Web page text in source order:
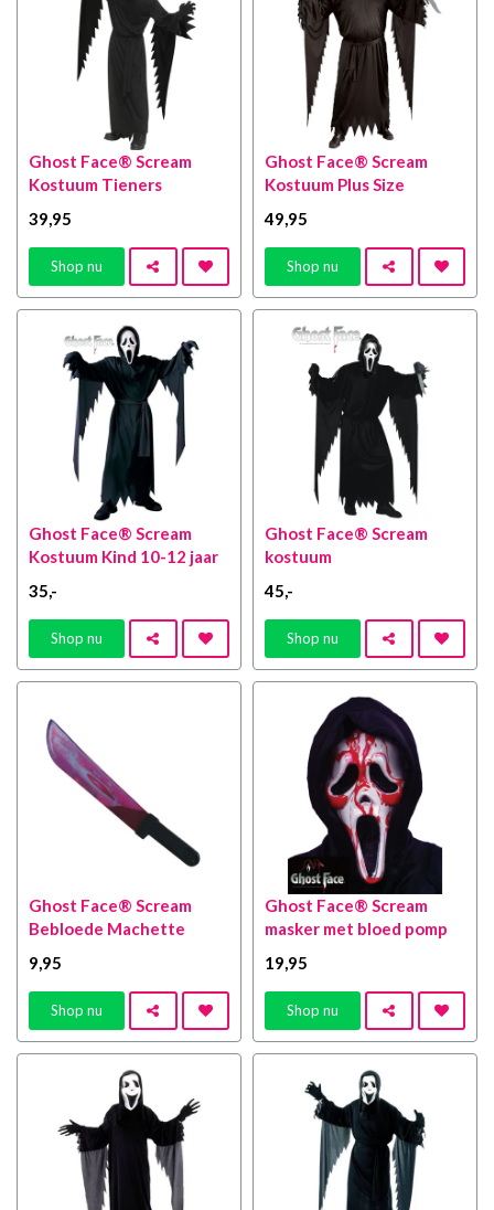
Ghost Face® Scream
Kostuum Tieners
39 ,95
Shop nu
Ghost Face® Scream
Kostuum Plus Size
49 ,95
Shop nu
Ghost Face® Scream
Kostuum Kind 10-12 jaar
35 ,-
Shop nu
Ghost Face® Scream
kostuum
45 ,-
Shop nu
Ghost Face® Scream
Bebloede Machette
9 ,95
Shop nu
Ghost Face® Scream
masker met bloed pomp
19 ,95
Shop nu